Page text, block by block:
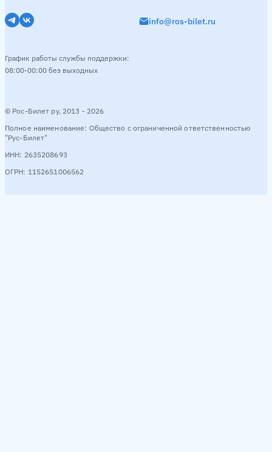
© Рос-Билет ру, 2013 - 2026
Полное наименование: Общество с ограниченной ответственностью
"Рус-Билет"
ИНН: 2635208693
ОГРН: 1152651006562
info@ros-bilet.ru
График работы службы поддержки:
08:00-00:00 без выходных